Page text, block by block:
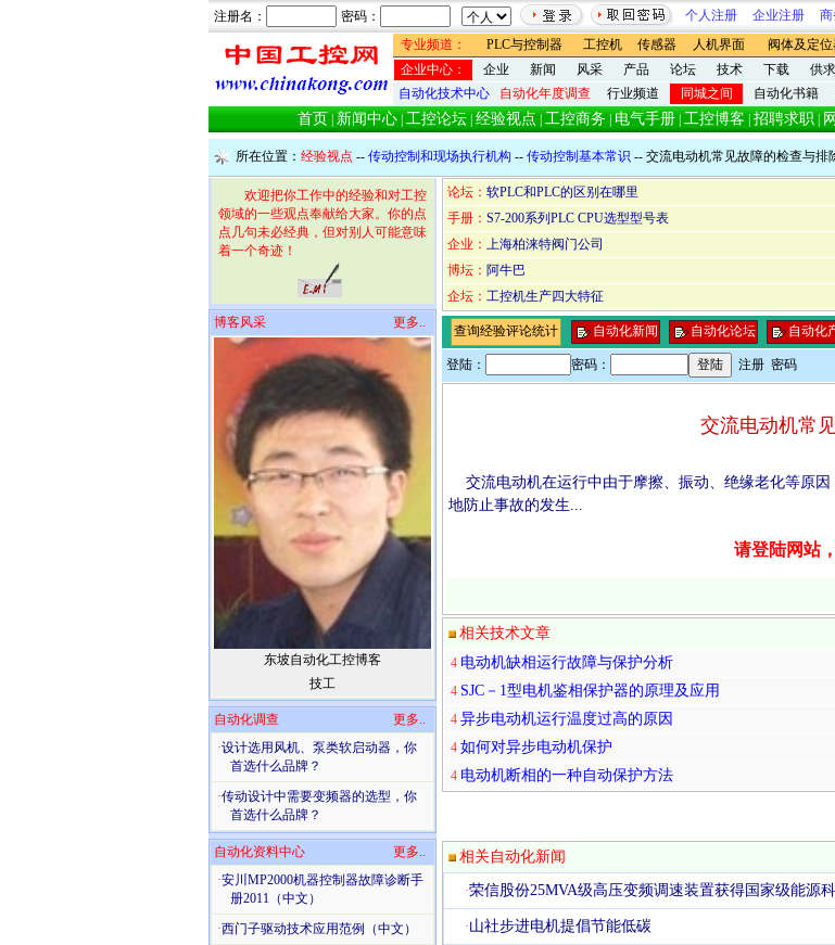
注册名： 密码： 个人注册 企业注册
专业频道：
PLC与控制器 工控机 传感器 人机界面 阀体及定位
企业中心：
企业 新闻 风采 产品 论坛 技术 下载 供求
自动化技术中心
自动化年度调查 行业频道 同城之间 自动化书籍
首页 新闻中心 工控论坛 经验视点 工控商务 电气手册 工控博客 招聘求职
所在位置： 经验视点 -- 传动控制和现场执行机构 -- 传动控制基本常识 -- 交流电动机常见故障的检查与排
欢迎把你工作中的经验和对工控
领域的一些观点奉献给大家。你的点
点几句未必经典，但对别人可能意味
着一个奇迹！
博客风采 更多..
东坡自动化工控博客
技工
自动化调查
更多..
·设计选用风机、泵类软启动器，你
首选什么品牌？
·传动设计中需要变频器的选型，你
首选什么品牌？
自动化资料中心
更多..
·安川MP2000机器控制器故障诊断手
册2011（中文）
·西门子驱动技术应用范例（中文）
论坛： 软PLC和PLC的区别在哪里
手册： S7-200系列PLC CPU选型型号表
企业： 上海柏涞特阀门公司
博坛： 阿牛巴
企坛： 工控机生产四大特征
查询经验评论统计 自动化新闻 自动化论坛 自动化
登陆： 密码： 注册 密码
交流电动机常
交流电动机在运行中由于摩擦、振动、绝缘老化等原
地防止事故的发生...
请登陆网站
相关技术文章
4 电动机缺相运行故障与保护分析
4 SJC－1型电机鉴相保护器的原理及应用
4 异步电动机运行温度过高的原因
4 如何对异步电动机保护
4 电动机断相的一种自动保护方法
相关自动化新闻
·荣信股份25MVA级高压变频调速装置获得国家级能源
·山社步进电机提倡节能低碳